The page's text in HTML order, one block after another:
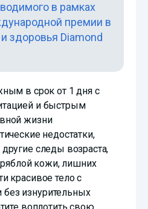
в рамках
премии в
здоровья Diamond
в срок от 1 дня с
и быстрым
жизни
недостатки,
следы возраста,
кожи, лишних
красивое тело с
изнурительных